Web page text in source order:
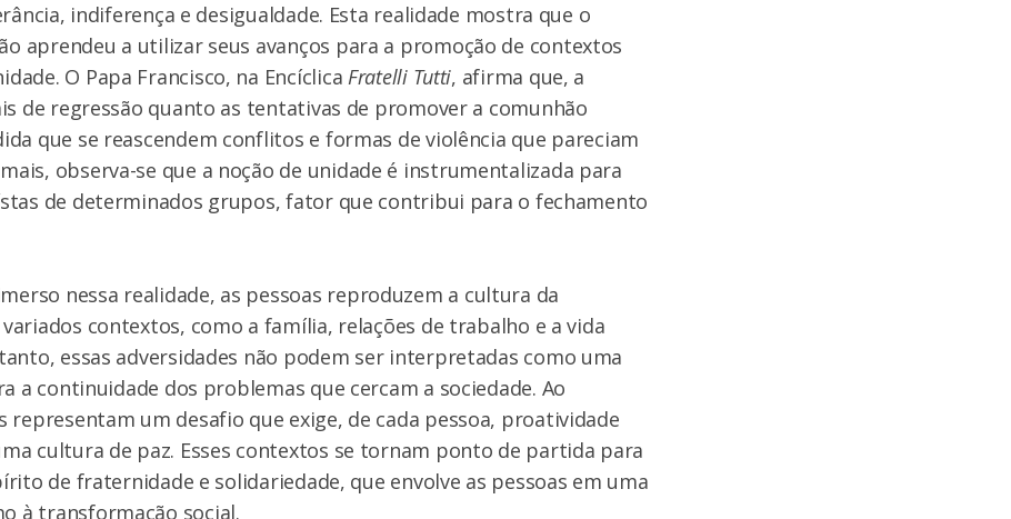
indiferença e desigualdade. Esta realidade mostra que o
aprendeu a utilizar seus avanços para a promoção de contextos
O Papa Francisco, na Encíclica Fratelli Tutti, afirma que, a
de regressão quanto as tentativas de promover a comunhão
que se reascendem conflitos e formas de violência que pareciam
observa-se que a noção de unidade é instrumentalizada para
de determinados grupos, fator que contribui para o fechamento
nessa realidade, as pessoas reproduzem a cultura da
contextos, como a família, relações de trabalho e a vida
essas adversidades não podem ser interpretadas como uma
a continuidade dos problemas que cercam a sociedade. Ao
representam um desafio que exige, de cada pessoa, proatividade
cultura de paz. Esses contextos se tornam ponto de partida para
de fraternidade e solidariedade, que envolve as pessoas em uma
à transformação social.